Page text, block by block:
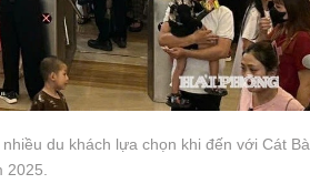
du khách lựa chọn khi đến với Cát Bà
2025.